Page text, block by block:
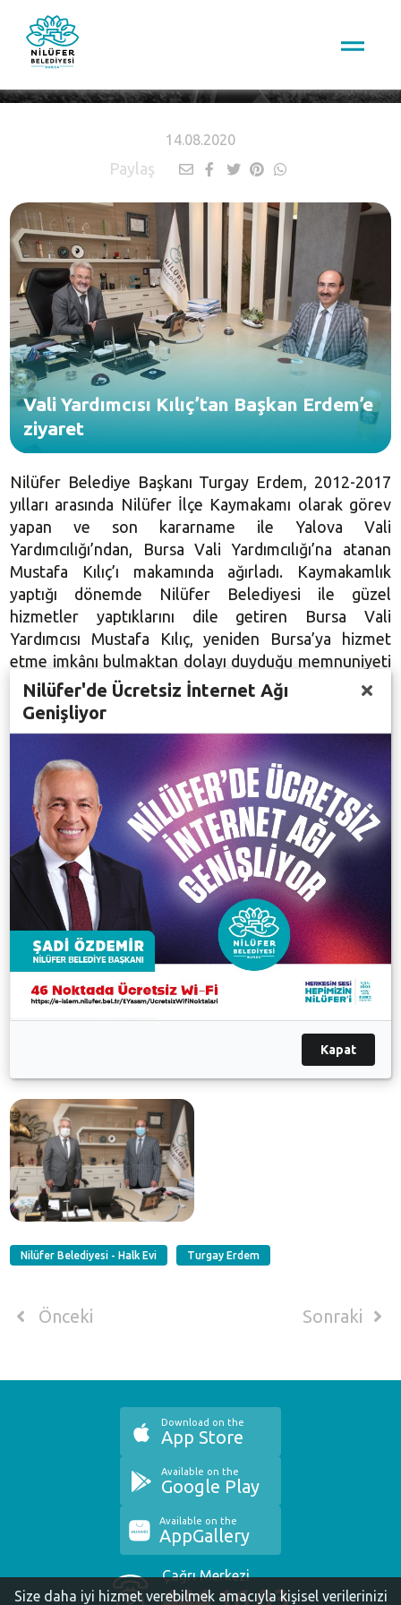
14.08.2020
Paylaş
Vali Yardımcısı Kılıç’tan Başkan Erdem’e
ziyaret
Nilüfer Belediye Başkanı Turgay Erdem, 2012-2017
yılları arasında Nilüfer İlçe Kaymakamı olarak görev
yapan ve son kararname ile Yalova Vali
Yardımcılığı’ndan, Bursa Vali Yardımcılığı’na atanan
Mustafa Kılıç’ı makamında ağırladı. Kaymakamlık
yaptığı dönemde Nilüfer Belediyesi ile güzel
hizmetler yaptıklarını dile getiren Bursa Vali
Yardımcısı Mustafa Kılıç, yeniden Bursa’ya hizmet
etme imkânı bulmaktan dolayı duyduğu memnuniyeti
dile getirdi. Kılıç, “Daha önce olduğu gibi yine
belediye başkanlarımız ve kamu görevlileriyle birlikte
Bursa’ya güzel hizmetlerde bulunmak için ortak
mesai harcayacağız. Hem Bursamız’ın hem de
Nilüferimiz’in gelişmesi adına bizlere düşen ne tür
görevler olursa, onları yapmaya gayret edeceğiz”
diye konuştu.
Ziyaretten duyduğu memnuniyeti dile getiren Nilüfer
Belediye Başkanı Turgay Erdem de, Vali Yardımcısı
Kılıç’a hayırlı olsun dileklerini iletti. Başkan Turgay
Erdem, “Yeniden Bursa’ya gelmenizden büyük
mutluluk duydum. Bundan sonraki dönemde de
birlikte çalışmaktan onur duyacağım. Umuyorum ki
Bursa’ya hizmet adına yeniden güzel işlere birlikte
Nilüfer Belediyesi - Halk Evi Turgay Erdem
Önceki Sonraki
Çağrı Merkezi
Download on the
App Store
Available on the
Google Play
Available on the
AppGallery
Nilüfer'de Ücretsiz İnternet Ağı
Genişliyor
Kapat
Size daha iyi hizmet verebilmek amacıyla kişisel verilerinizi